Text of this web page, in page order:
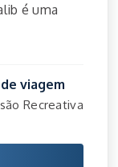
é uma
viagem
Recreativa